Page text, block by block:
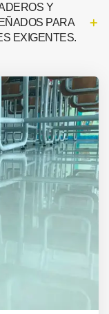
Y
PARA
EXIGENTES.